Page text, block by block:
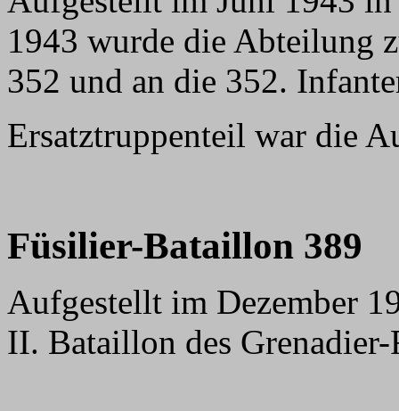
1943 wurde die Abteilung
352 und an die 352.
Ersatztruppenteil war die
Füsilier-Bataillon 389
Aufgestellt im Dezember
II. Bataillon des